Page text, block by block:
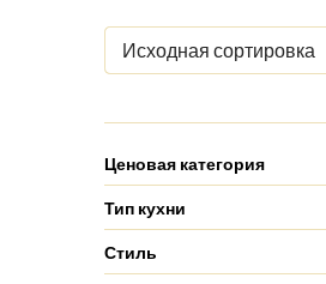
Исходная сортировка
Ценовая категория
Тип кухни
Стиль